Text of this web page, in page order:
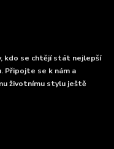
kdo se chtějí stát nejlepší
Připojte se k nám a
životnímu stylu ještě